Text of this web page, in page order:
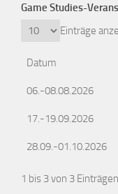
Game Studies-
Einträge
Datum
06.-08.08.2026
17.-19.09.2026
28.09.-01.10.2026
1 bis 3 von 3 Einträgen